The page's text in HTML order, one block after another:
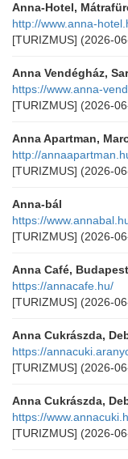
Anna-Hotel,
http://www.anna-
[TURIZMUS] (2026-
Anna Vendégház,
https://www.anna-
[TURIZMUS] (2026-
Anna Apartman,
http://
[TURIZMUS] (2026-
Anna-bál
https://
[TURIZMUS] (2026-
Anna Café, Budapest
https://annacafe.hu/
[TURIZMUS] (2026-
Anna Cukrászda,
https://
[TURIZMUS] (2026-
Anna Cukrászda,
https://
[TURIZMUS] (2026-